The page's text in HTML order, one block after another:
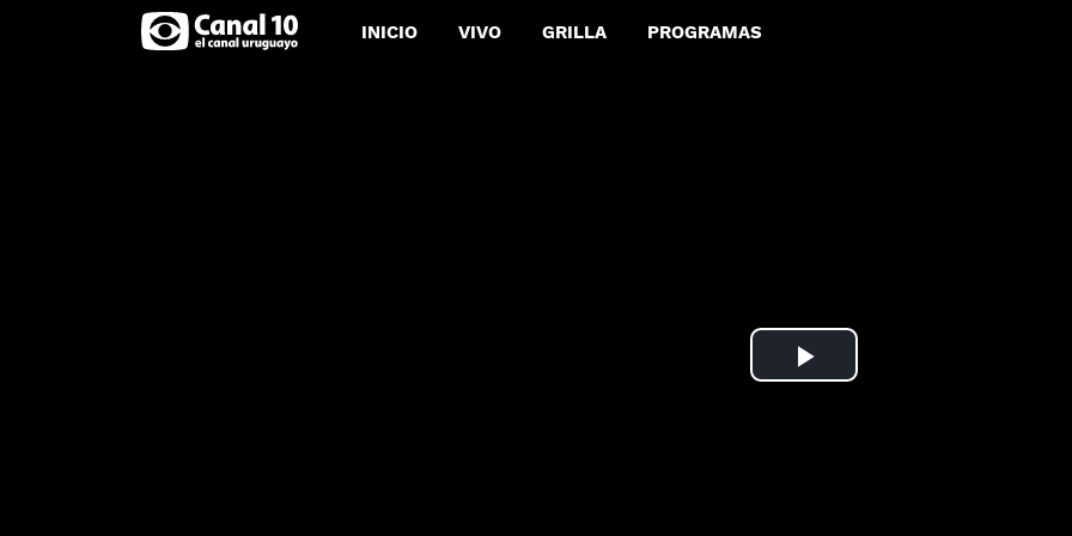
INICIO VIVO GRILLA PROGRAMAS
Play